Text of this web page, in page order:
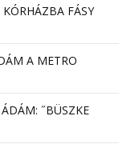
FÁSY
A METRO
˝BÜSZKE